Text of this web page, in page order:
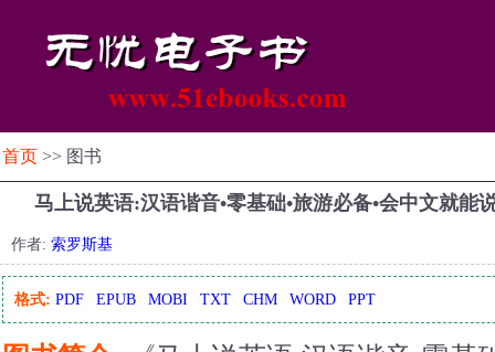
首页 >> 图书
马上说英语:汉语谐音•零基础•旅游必备•会中文就能
作者: 索罗斯基
格式: PDF EPUB MOBI TXT CHM WORD PPT